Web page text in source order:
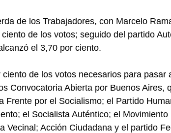
de los Trabajadores, con Marcelo
de los votos; seguido del partido
el 3,70 por ciento.
de los votos necesarios para pasar
Convocatoria Abierta por Buenos Aires,
Frente por el Socialismo; el Partido
el Socialista Auténtico; el
Vecinal; Acción Ciudadana y el partido